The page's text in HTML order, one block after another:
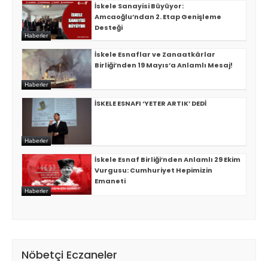
İskele Sanayisi Büyüyor:
Amcaoğlu’ndan 2. Etap Genişleme
Desteği
Haberler
İskele Esnaflar ve Zanaatkârlar
Birliği’nden 19 Mayıs’a Anlamlı Mesaj!
Haberler
İSKELE ESNAFI ‘YETER ARTIK’ DEDİ
Haberler
İskele Esnaf Birliği’nden Anlamlı 29 Ekim
Vurgusu: Cumhuriyet Hepimizin
Emaneti
Haberler
Nöbetçi Eczaneler